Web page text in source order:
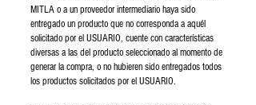
MITLA o a un proveedor intermediario haya sido
entregado un producto que no corresponda a aquél
solicitado por el USUARIO, cuente con características
diversas a las del producto seleccionado al momento de
generar la compra, o no hubieren sido entregados todos
los productos solicitados por el USUARIO.